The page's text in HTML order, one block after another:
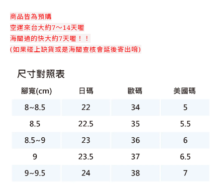
商品皆為預購
空運來台大約7～14天喔
海關過的快大約7天喔！！
(如果碰上缺貨或是海關查核會延後寄出唷)